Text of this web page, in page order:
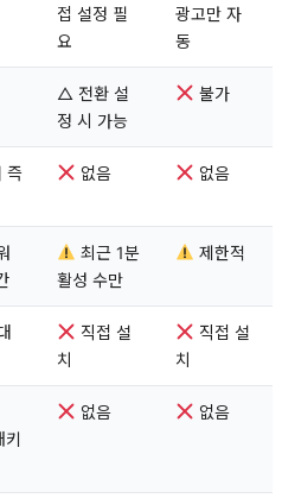
접 설정 필
요
광고만 자
동
△ 전환 설
정 시 가능
불가
즉
없음 없음
최근 1분
활성 수만
제한적
직접 설
치
직접 설
치
키
없음 없음